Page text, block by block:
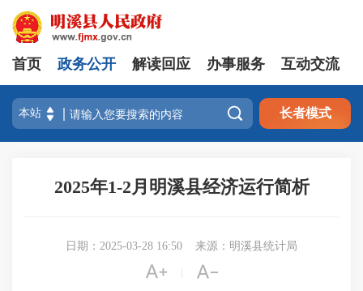
首页 政务公开 解读回应 办事服务 互动交流
 长者模式
2025年1-2月明溪县经济运行简析
日期：2025-03-28 16:50 来源：明溪县统计局
 